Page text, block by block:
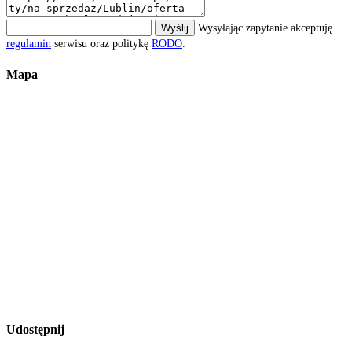
Wyślij
Wysyłając zapytanie akceptuję
regulamin serwisu oraz politykę RODO.
Mapa
Udostępnij